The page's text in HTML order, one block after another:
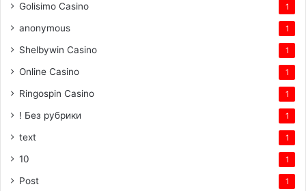
Golisimo Casino 1
anonymous 1
Shelbywin Casino 1
Online Casino 1
Ringospin Casino 1
! Без рубрики 1
text 1
10 1
Post 1